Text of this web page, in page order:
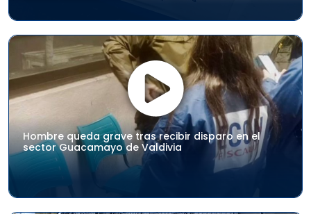
Hombre queda grave tras recibir disparo en el
sector Guacamayo de Valdivia